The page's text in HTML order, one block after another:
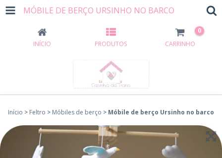
MÓBILE DE BERÇO URSINHO NO BARCO
INÍCIO PRODUTOS CARRINHO
0
Início > Feltro > Móbiles de berço > Móbile de berço Ursinho no barco